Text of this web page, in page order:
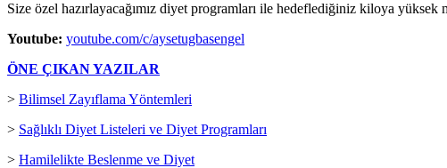
Size özel hazırlayacağımız diyet programları ile hedeflediğiniz kiloya yüksek
Youtube: youtube.com/c/aysetugbasengel
ÖNE ÇIKAN YAZILAR
> Bilimsel Zayıflama Yöntemleri
> Sağlıklı Diyet Listeleri ve Diyet Programları
> Hamilelikte Beslenme ve Diyet